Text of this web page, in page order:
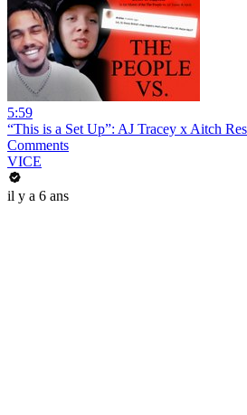
5:59
“This is a Set Up”: AJ Tracey x Aitch
Comments
VICE
il y a 6 ans